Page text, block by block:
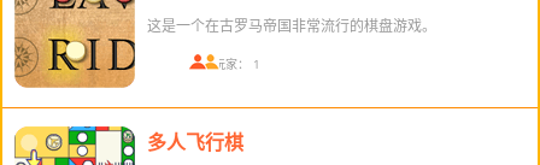
这是一个在古罗马帝国非常流行的棋盘游戏。
在线玩家： 1
多人飞行棋